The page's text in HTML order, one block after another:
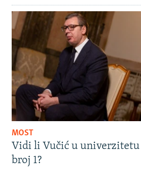
MOST
Vidi li Vučić u
broj 1?